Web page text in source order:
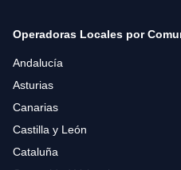
Operadoras Locales por
Andalucía
Asturias
Canarias
Castilla y León
Cataluña